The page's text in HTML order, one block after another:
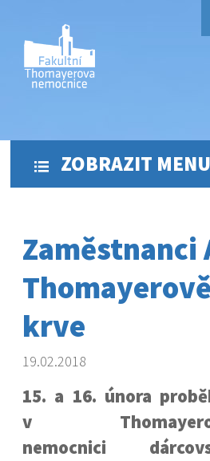
ZOBRAZIT MENU
Zaměstnanci
krve
19.02.2018
15. a 16. února
v
nemocnici